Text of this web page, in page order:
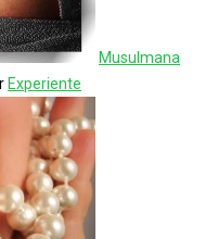
Musulmana
Experiente